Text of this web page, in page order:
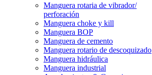
Manguera rotaria de vibrador/
perforación
Manguera choke y kill
Manguera BOP
Manguera de cemento
Manguera rotario de descoquizado
Manguera hidráulica
Manguera industrial